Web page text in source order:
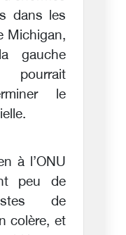
dans les
Michigan,
gauche
le
à l’ONU
peu de
de
colère, et